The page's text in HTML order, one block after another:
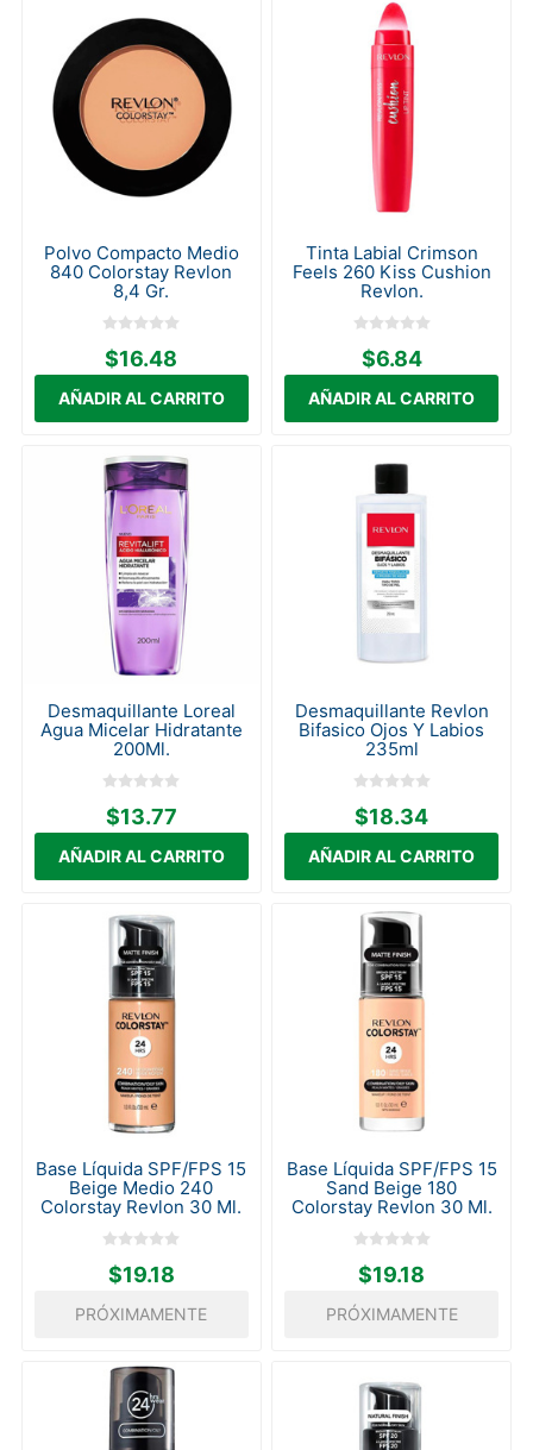
Polvo Compacto Medio
840 Colorstay Revlon
8,4 Gr.
$16.48
Tinta Labial Crimson
Feels 260 Kiss Cushion
Revlon.
$6.84
Desmaquillante Loreal
Agua Micelar Hidratante
200Ml.
$13.77
Desmaquillante Revlon
Bifasico Ojos Y Labios
235ml
$18.34
Base Líquida SPF/FPS 15
Beige Medio 240
Colorstay Revlon 30 Ml.
$19.18
PRÓXIMAMENTE
Base Líquida SPF/FPS 15
Sand Beige 180
Colorstay Revlon 30 Ml.
$19.18
PRÓXIMAMENTE